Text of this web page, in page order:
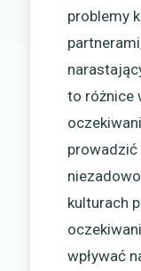
problemy
to różnice
kulturach
wpływać